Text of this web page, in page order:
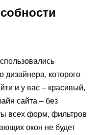
дизайнера, которого
и у вас – красивый,
сайта – без
всех форм, фильтров
окон не будет